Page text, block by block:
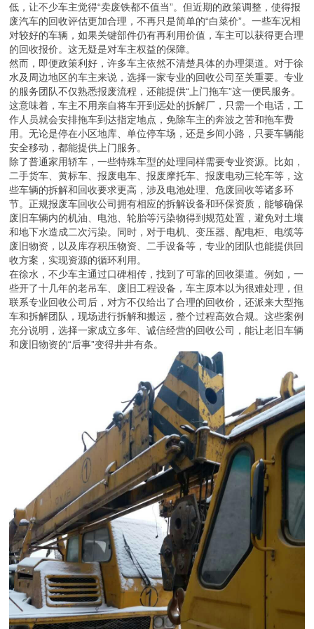
低，让不少车主觉得“卖废铁都不值当”。但近期的政策调整，使得报
废汽车的回收评估更加合理，不再只是简单的“白菜价”。一些车况相
对较好的车辆，如果关键部件仍有再利用价值，车主可以获得更合理
的回收报价。这无疑是对车主权益的保障。
然而，即便政策利好，许多车主依然不清楚具体的办理渠道。对于徐
水及周边地区的车主来说，选择一家专业的回收公司至关重要。专业
的服务团队不仅熟悉报废流程，还能提供“上门拖车”这一便民服务。
这意味着，车主不用亲自将车开到远处的拆解厂，只需一个电话，工
作人员就会安排拖车到达指定地点，免除车主的奔波之苦和拖车费
用。无论是停在小区地库、单位停车场，还是乡间小路，只要车辆能
安全移动，都能提供上门服务。
除了普通家用轿车，一些特殊车型的处理同样需要专业资源。比如，
二手货车、黄标车、报废电车、报废摩托车、报废电动三轮车等，这
些车辆的拆解和回收要求更高，涉及电池处理、危废回收等诸多环
节。正规报废车回收公司拥有相应的拆解设备和环保资质，能够确保
废旧车辆内的机油、电池、轮胎等污染物得到规范处置，避免对土壤
和地下水造成二次污染。同时，对于电机、变压器、配电柜、电缆等
废旧物资，以及库存积压物资、二手设备等，专业的团队也能提供回
收方案，实现资源的循环利用。
在徐水，不少车主通过口碑相传，找到了可靠的回收渠道。例如，一
些开了十几年的老吊车、废旧工程设备，车主原本以为很难处理，但
联系专业回收公司后，对方不仅给出了合理的回收价，还派来大型拖
车和拆解团队，现场进行拆解和搬运，整个过程高效合规。这些案例
充分说明，选择一家成立多年、诚信经营的回收公司，能让老旧车辆
和废旧物资的“后事”变得井井有条。